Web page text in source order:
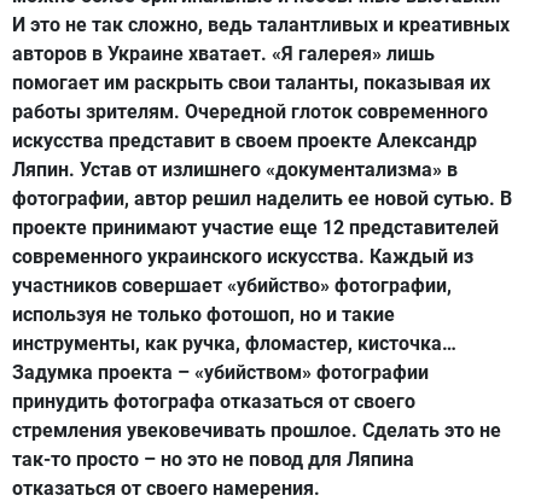
И это не так сложно, ведь талантливых и креативных
авторов в Украине хватает. «Я галерея» лишь
помогает им раскрыть свои таланты, показывая их
работы зрителям. Очередной глоток современного
искусства представит в своем проекте Александр
Ляпин. Устав от излишнего «документализма» в
фотографии, автор решил наделить ее новой сутью. В
проекте принимают участие еще 12 представителей
современного украинского искусства. Каждый из
участников совершает «убийство» фотографии,
используя не только фотошоп, но и такие
инструменты, как ручка, фломастер, кисточка…
Задумка проекта – «убийством» фотографии
принудить фотографа отказаться от своего
стремления увековечивать прошлое. Сделать это не
так-то просто – но это не повод для Ляпина
отказаться от своего намерения.